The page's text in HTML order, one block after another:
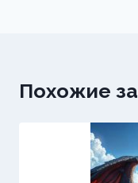
Похожие